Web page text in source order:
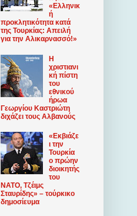
«Ελληνικ
ή
προκλητικότητα κατά
της Τουρκίας: Απειλή
για την Αλικαρνασσό!»
Η
χριστιανι
κή πίστη
του
εθνικού
ήρωα
Γεωργίου Καστριώτη
διχάζει τους Αλβανούς
«Εκβιάζε
ι την
Τουρκία
ο πρώην
διοικητής
του
ΝΑΤΟ, Τζέιμς
Σταυρίδης» – τούρκικο
δημοσίευμα